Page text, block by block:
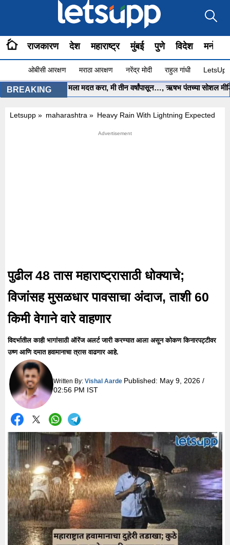
राजकारण देश महाराष्ट्र मुंबई पुणे विदेश
ओबीसी आरक्षण मराठा आरक्षण नरेंद्र मोदी राहुल गांधी
BREAKING
मुख्यमंत्री साहेब.. मला मदत करा, मी तीन वर्षांपासून…, ऋषभ पंतच्या सोशल मीडिया
Letsupp » maharashtra » Heavy Rain With Lightning Expected
पुढील 48 तास महाराष्ट्रासाठी धोक्याचे;
विजांसह मुसळधार पावसाचा अंदाज, ताशी 60
किमी वेगाने वारे वाहणार
विदर्भातील काही भागांसाठी ऑरेंज अलर्ट जारी करण्यात आला असून कोकण किनारपट्टीवर
उष्ण आणि दमात हवामानाचा त्रास वाढणार आहे.
Written By: Vishal Aarde Published: May 9, 2026 /
02:56 PM IST